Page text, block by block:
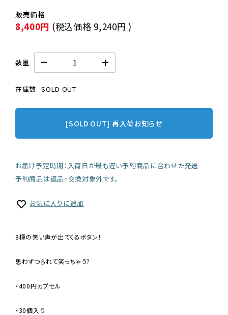
8,400円 (税込価格 9,240円 )
数量
在庫数 SOLD OUT
[SOLD OUT] 再入荷お知らせ
お届け予定時期：入荷日が最も遅い予約商品に合わせた発送
予約商品は返品・交換対象外です。
お気に入りに追加
8種の笑い声が出てくるボタン！
思わずつられて笑っちゃう?
・400円カプセル
・30個入り